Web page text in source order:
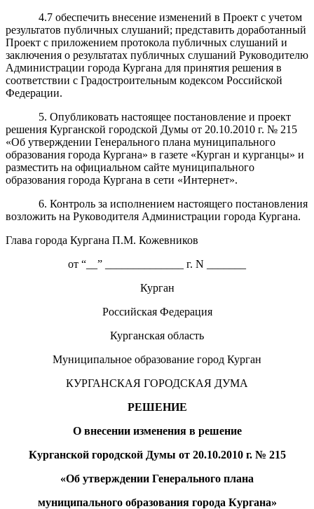
4.7 обеспечить внесение изменений в Проект с учетом
результатов публичных слушаний; представить доработанный
Проект с приложением протокола публичных слушаний и
заключения о результатах публичных слушаний Руководителю
Администрации города Кургана для принятия решения в
соответствии с Градостроительным кодексом Российской
Федерации.
5. Опубликовать настоящее постановление и проект
решения Курганской городской Думы от 20.10.2010 г. № 215
«Об утверждении Генерального плана муниципального
образования города Кургана» в газете «Курган и курганцы» и
разместить на официальном сайте муниципального
образования города Кургана в сети «Интернет».
6. Контроль за исполнением настоящего постановления
возложить на Руководителя Администрации города Кургана.
Глава города Кургана П.М. Кожевников
от “__” ______________ г. N _______
Курган
Российская Федерация
Курганская область
Муниципальное образование город Курган
КУРГАНСКАЯ ГОРОДСКАЯ ДУМА
РЕШЕНИЕ
О внесении измененияв решение
Курганской городской Думы от 20.10.2010г. № 215
«Об утверждении Генерального плана
муниципального образования города Кургана»